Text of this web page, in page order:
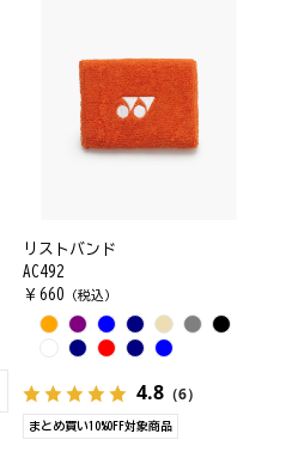
リストバンド
AC492
￥ 660 （税込）
4.8（6）
まとめ買い10%OFF対象商品